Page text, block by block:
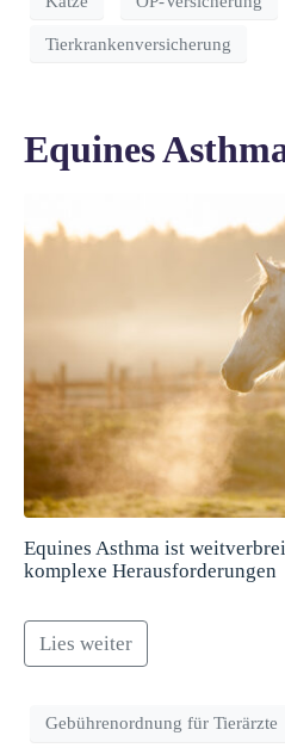
Tierkrankenversicherung
Equines
Equines Asthma ist
komplexe Herausforderungen
Lies weiter
Gebührenordnung für Tierärzte